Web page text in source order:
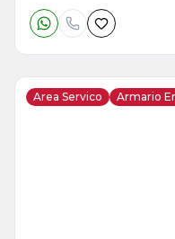
Area Servico Armario